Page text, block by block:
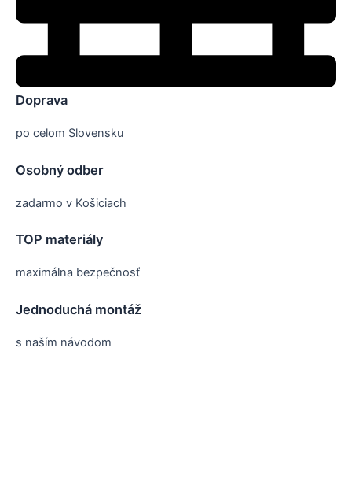
Doprava
po celom Slovensku
Osobný odber
zadarmo v Košiciach
TOP materiály
maximálna bezpečnosť
Jednoduchá montáž
s naším návodom